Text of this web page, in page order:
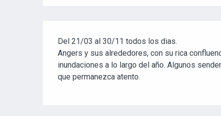
Del 21/03 al 30/11 todos los dias.
Angers y sus alrededores, con su rica
inundaciones a lo largo del año. Algunos
que permanezca atento.